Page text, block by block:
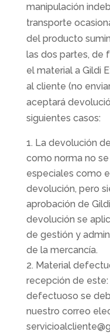
manipulación
transporte
del producto
las dos partes, de
el material a Gildi
al cliente (no
aceptará
siguientes casos:
La devolución
como norma no
especiales como
devolución, pero
aprobación de
devolución se
de gestión y
de la mercancía.
Material
recepción de
defectuoso se
nuestro correo